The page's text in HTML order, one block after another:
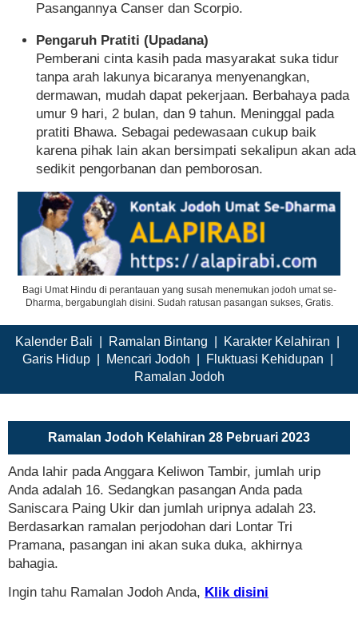
Pasangannya Canser dan Scorpio.
Pengaruh Pratiti (Upadana)
Pemberani cinta kasih pada masyarakat suka tidur
tanpa arah lakunya bicaranya menyenangkan,
dermawan, mudah dapat pekerjaan. Berbahaya pada
umur 9 hari, 2 bulan, dan 9 tahun. Meninggal pada
pratiti Bhawa. Sebagai pedewasaan cukup baik
karena pihak lain akan bersimpati sekalipun akan ada
sedikit pengorbanan dan pemborosan.
Bagi Umat Hindu di perantauan yang susah menemukan jodoh umat se-
Dharma, bergabunglah disini. Sudah ratusan pasangan sukses, Gratis.
Kalender Bali Ramalan Bintang Karakter Kelahiran
Garis Hidup| Mencari Jodoh Fluktuasi Kehidupan
Ramalan Jodoh
Ramalan Jodoh Kelahiran 28 Pebruari 2023
Anda lahir pada Anggara Keliwon Tambir, jumlah urip
Anda adalah 16. Sedangkan pasangan Anda pada
Saniscara Paing Ukir dan jumlah uripnya adalah 23.
Berdasarkan ramalan perjodohan dari Lontar Tri
Pramana, pasangan ini akan suka duka, akhirnya
bahagia.
Ingin tahu Ramalan Jodoh Anda, Klik disini